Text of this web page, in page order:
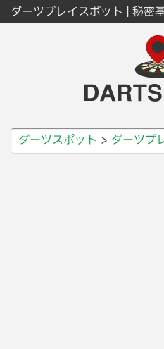
ダーツプレイスポット | 秘密
ダーツスポット ダーツプ